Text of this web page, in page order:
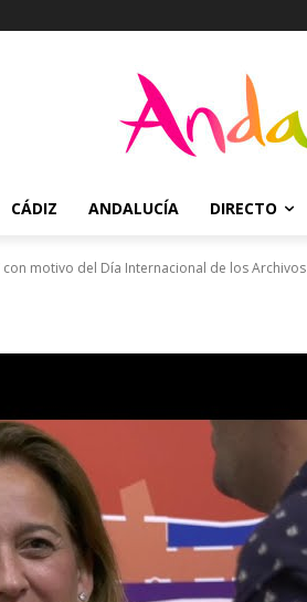
CÁDIZ ANDALUCÍA DIRECTO
con motivo del Día Internacional de los Archivos